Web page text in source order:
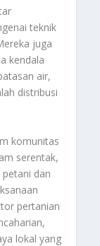
teknik
juga
kendala
air,
distribusi
komunitas
serentak,
dan
pertanian
lokal yang